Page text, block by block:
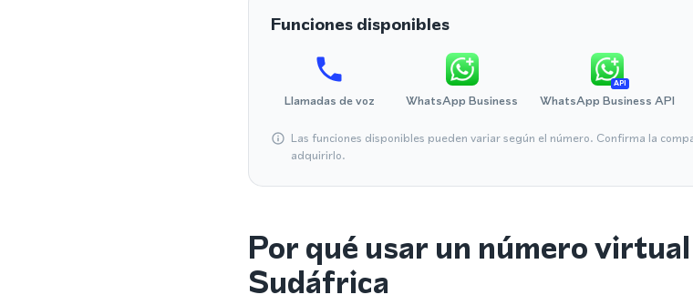
Funciones disponibles
Llamadas de voz WhatsApp Business
API
WhatsApp Business API
Las funciones disponibles pueden variar según el número. Confirma la
adquirirlo.
Por qué usar un número
Sudáfrica